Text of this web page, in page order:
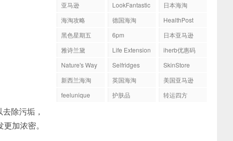
除污垢，
加浓密。
亚马逊
LookFantastic
日本海淘
海淘攻略
德国海淘
HealthPost
黑色星期五
6pm
日本亚马逊
雅诗兰黛
Life Extension
iherb优惠码
Nature's Way
Selfridges
SkinStore
新西兰海淘
英国海淘
美国亚马逊
feelunique
护肤品 转运四方